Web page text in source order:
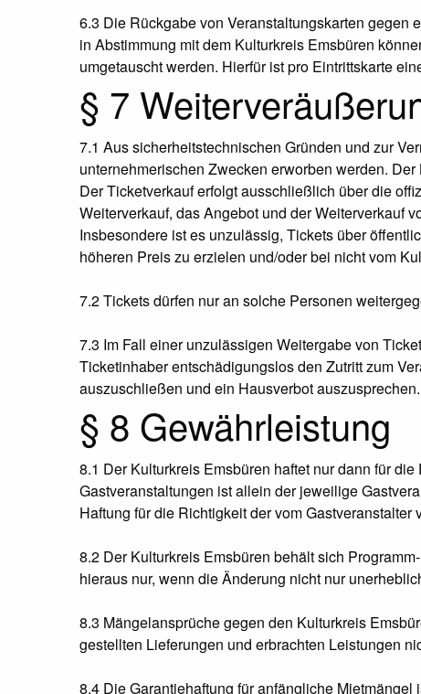
6.3 Die Rückgabe von Veranstaltungskarten gegen
in Abstimmung mit dem Kulturkreis Emsbüren
umgetauscht werden. Hierfür ist pro Eintrittskarte
§ 7
7.1 Aus sicherheitstechnischen Gründen und zur
unternehmerischen Zwecken erworben werden.
Der Ticketverkauf erfolgt ausschließlich über die
Weiterverkauf, das Angebot und der Weiterverkauf
Insbesondere ist es unzulässig, Tickets über
höheren Preis zu erzielen und/oder bei nicht vom
7.2 Tickets dürfen nur an solche Personen
7.3 Im Fall einer unzulässigen Weitergabe von
Ticketinhaber entschädigungslos den Zutritt zum
auszuschließen und ein Hausverbot auszusprechen.
§ 8 Gewährleistung
8.1 Der Kulturkreis Emsbüren haftet nur dann für
Gastveranstaltungen ist allein der jeweilige
Haftung für die Richtigkeit der vom
8.2 Der Kulturkreis Emsbüren behält sich
hieraus nur, wenn die Änderung nicht nur
8.3 Mängelansprüche gegen den Kulturkreis
gestellten Lieferungen und erbrachten Leistungen
8.4 Die Garantiehaftung für anfängliche Mietmängel